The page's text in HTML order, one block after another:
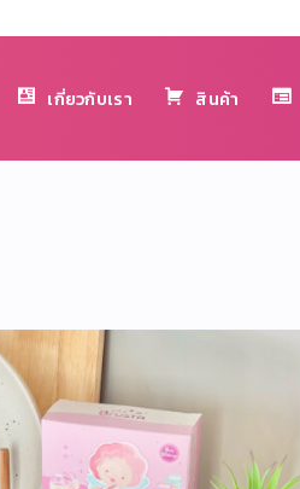
เกี่ยวกับเรา สินค้า